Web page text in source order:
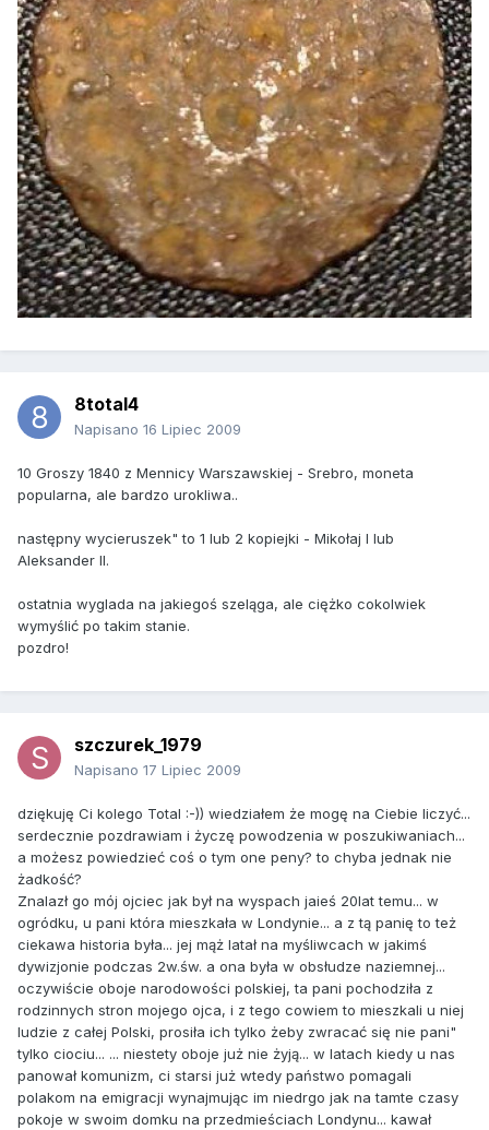
8total4
Napisano 16 Lipiec 2009
10 Groszy 1840 z Mennicy Warszawskiej - Srebro, moneta
popularna, ale bardzo urokliwa..
następny wycieruszek" to 1 lub 2 kopiejki - Mikołaj I lub
Aleksander II.
ostatnia wyglada na jakiegoś szeląga, ale ciężko cokolwiek
wymyślić po takim stanie.
pozdro!
szczurek_1979
Napisano 17 Lipiec 2009
dziękuję Ci kolego Total :-)) wiedziałem że mogę na Ciebie liczyć...
serdecznie pozdrawiam i życzę powodzenia w poszukiwaniach...
a możesz powiedzieć coś o tym one peny? to chyba jednak nie
żadkość?
Znalazł go mój ojciec jak był na wyspach jaieś 20lat temu... w
ogródku, u pani która mieszkała w Londynie... a z tą panię to też
ciekawa historia była... jej mąż latał na myśliwcach w jakimś
dywizjonie podczas 2w.św. a ona była w obsłudze naziemnej...
oczywiście oboje narodowości polskiej, ta pani pochodziła z
rodzinnych stron mojego ojca, i z tego cowiem to mieszkali u niej
ludzie z całej Polski, prosiła ich tylko żeby zwracać się nie pani"
tylko ciociu... ... niestety oboje już nie żyją... w latach kiedy u nas
panował komunizm, ci starsi już wtedy państwo pomagali
polakom na emigracji wynajmując im niedrgo jak na tamte czasy
pokoje w swoim domku na przedmieściach Londynu... kawał